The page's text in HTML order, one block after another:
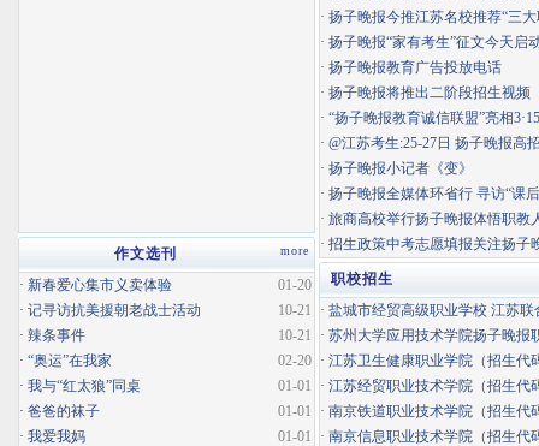
· 扬子晚报今推江苏名校推荐“三大
· 扬子晚报“家有考生”征文今天启
· 扬子晚报教育广告投放电话
· 扬子晚报将推出二阶段招生视频
· “扬子晚报教育诚信联盟”亮相3·15
· @江苏考生:25-27日 扬子晚报高
· 扬子晚报小记者《变》
· 扬子晚报全媒体环省行 寻访“课
· 旅商高校举行扬子晚报体悟职教
· 招生政策中考志愿填报关注扬子
职校招生
· 盐城市经贸高级职业学校 江苏联
· 苏州大学应用技术学院扬子晚报
· 江苏卫生健康职业学院（招生代
· 江苏经贸职业技术学院（招生代
· 南京铁道职业技术学院（招生代
· 南京信息职业技术学院（招生代
more
作文选刊
01-20
· 新春爱心集市义卖体验
10-21
· 记寻访抗美援朝老战士活动
10-21
· 辣条事件
02-20
· “奥运”在我家
01-01
· 我与“红太狼”同桌
01-01
· 爸爸的袜子
01-01
· 我爱我妈